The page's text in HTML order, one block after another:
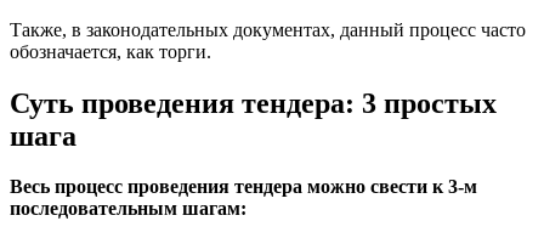
Также, в законодательных документах, данный процесс часто
обозначается, как торги.
Суть проведения тендера: 3 простых
шага
Весь процесс проведения тендера можно свести к 3-м
последовательным шагам: